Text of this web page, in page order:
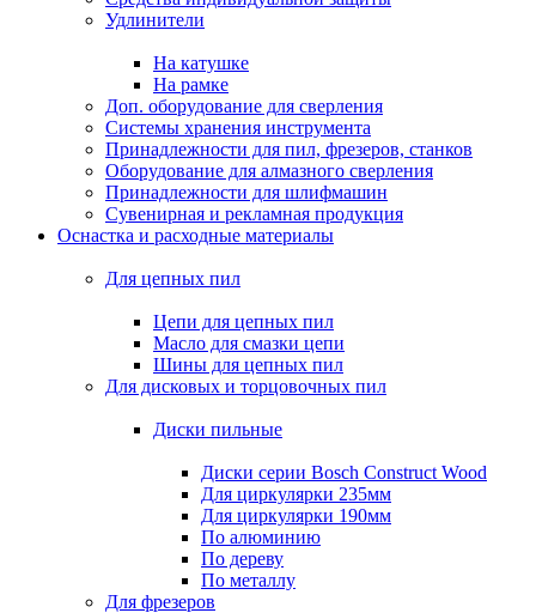
Удлинители
На катушке
На рамке
Доп. оборудование для сверления
Системы хранения инструмента
Принадлежности для пил, фрезеров, станков
Оборудование для алмазного сверления
Принадлежности для шлифмашин
Сувенирная и рекламная продукция
Оснастка и расходные материалы
Для цепных пил
Цепи для цепных пил
Масло для смазки цепи
Шины для цепных пил
Для дисковых и торцовочных пил
Диски пильные
Диски серии Bosch Construct Wood
Для циркулярки 235мм
Для циркулярки 190мм
По алюминию
По дереву
По металлу
Для фрезеров